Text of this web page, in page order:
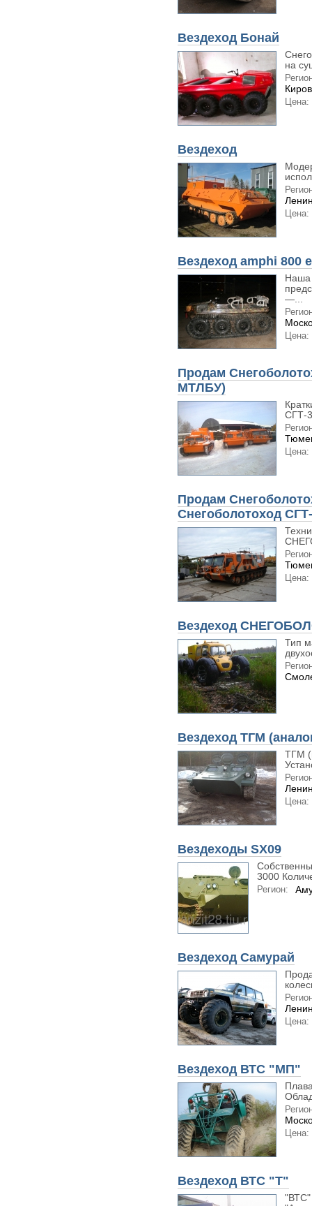
Вездеход Бонай
на
Цена:
Вездеход
Цена:
Вездеход amphi 800
—...
Цена:
Продам
МТЛБУ)
СГТ-
Цена:
Продам
Снегоболотоход
Цена:
Вездеход
Тип
Вездеход ТГМ
ТГМ
Цена:
Вездеходы SX09
3000
Регион:
Вездеход Самурай
Цена:
Вездеход ВТС "МП"
Цена:
Вездеход ВТС "Т"
"ВТС"